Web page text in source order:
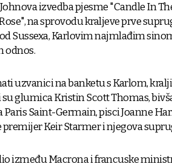
izvedba pjesme "Candle In
na sprovodu kraljeve prve
Sussexa, Karlovim najmlađim
odnos.
uzvanici na banketu s Karlom,
su glumica Kristin Scott Thomas,
Paris Saint-Germain, pisci Joanne
premijer Keir Starmer i njegova
između Macrona i francuske